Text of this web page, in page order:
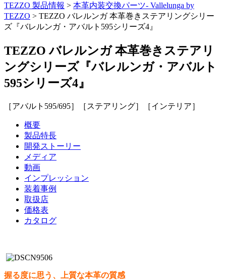
TEZZO 製品情報 > 本革内装交換パーツ- Vallelunga by
TEZZO > TEZZO バレルンガ 本革巻きステアリングシリー
ズ『バレルンガ・アバルト595シリーズ4』
TEZZO バレルンガ 本革巻きステアリ
ングシリーズ『バレルンガ・アバルト
595シリーズ4』
［アバルト595/695］［ステアリング］［インテリア］
概要
製品特長
開発ストーリー
メディア
動画
インプレッション
装着事例
取扱店
価格表
カタログ
握る度に思う、上質な本革の質感